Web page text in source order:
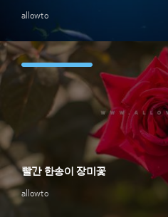
allowto
allowto
빨간 한송이 장미꽃